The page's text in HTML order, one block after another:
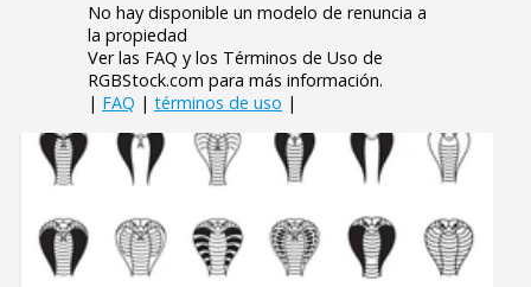
No hay disponible un modelo de renuncia a
la propiedad
Ver las FAQ y los Términos de Uso de
RGBStock.com para más información.
| FAQ | términos de uso |